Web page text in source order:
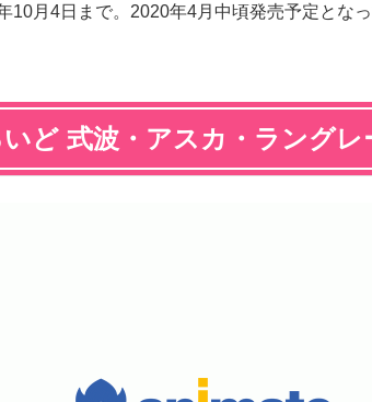
10月4日まで。2020年4月中頃発売予定となっ
ど 式波・アスカ・ラングレ